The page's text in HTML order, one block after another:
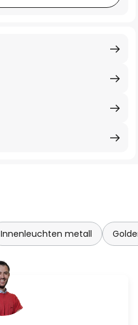
Innenleuchten metall